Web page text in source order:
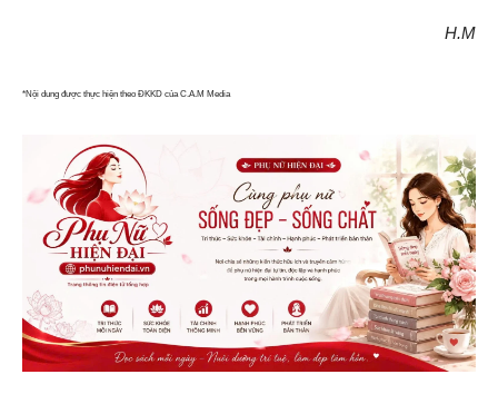
H.M
*Nội dung được thực hiện theo ĐKKD của C.A.M Media